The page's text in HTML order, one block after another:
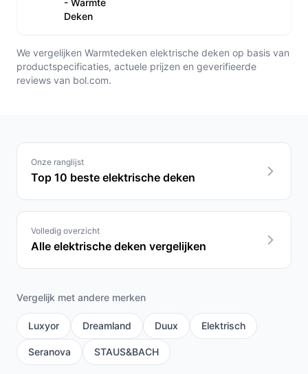
Deken
We vergelijken Warmtedeken elektrische deken op basis van
productspecificaties, actuele prijzen en geverifieerde
reviews van bol.com.
Onze ranglijst
Top 10 beste elektrische deken
Volledig overzicht
Alle elektrische deken vergelijken
Vergelijk met andere merken
Luxyor Dreamland Duux Elektrisch
Seranova STAUS&BACH